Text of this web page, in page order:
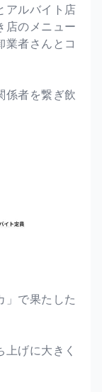
アルバイト店
店のメニュー
業者さんとコ
係者を繋ぎ飲
」で果たした
げに大きく